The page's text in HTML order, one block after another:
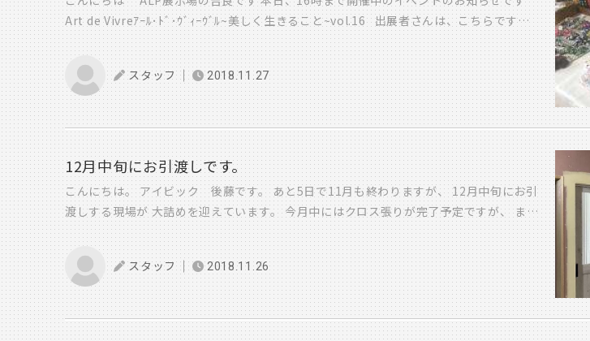
ってきた そう言えば、以前海外行きの飛行機の一番前の座席に座った時 （あの目のや
り場にこまるCAさんと向かい合わせの席） 出発前にCAさんがなにやら一生懸命に英語
でしゃべってくる 全く内容が理解できず固まっている私に隣の友人が 「緊急時にはCA
の補助をお願いします。」って言ってるよと教えてくれた。 そういえば チケットを受
け取る時に「英語がしゃべれますね？」と 聞かれたきがする。どうやら一番前の席は英
語がしゃべれないと 緊急時に対応できないということらしい。 （他の乗客に英語で指示
を出さないといけないため） 前列の私だけが理解できていなかった その時のことを思い
出して さらに英語メラメラ が メッラメラ になってきた 時すでに遅し・・・なのか い
や、脳みそは成長し続けると聞いたことがある まだ遅くない よ-------し 早速 睡眠学
習からはじめてみよう ガクっ（昭和あるある） これから先、アイビックが いつ どこ
に海外進出をしてもいいように 谷田は英語ペラペラを目指して 日々努力しつづけるので
あります PS: 谷田とお友達になってくれる外国人の方募集中
Art de Vivreｱｰﾙ･ﾄﾞ･ｳﾞｨｰｳﾞﾙ~美しく生きること~vol.16 出展者さんは、こちらです
Nagi 布小物・バッグなど JURA アクセサリー・レジン小物 airy メモリーオイル メ
モリーオイル作り 20分 1,500円 願いを叶える魔法の香 メモリーセッション 60
分 4,000円 暗闇に灯を 観音力カードリーディング 30分 1,500円 60分3,000円
どれもイベント特別価格です Pon タオル湯上り着&ベスリーパー （ベストやスリーパ
ーとして使えます） あったか小物の販売 ポーリッシュポタリーのお店 ピエンクナ ポ
ーリッシュポタリ―の販売 ∞Marjoram∞マジョラム 手相鑑定+気功シール体験 20
分 1,000円 Ricora 布小物・刺繍ブローチ・トートバッグ たこやきロック たこやき
CSカラー カラリスト泉早苗 パーソナルカラーで自分色見つけませんか? お一人様40
分 3,000円 Bambino♪バンビーノ ミニチュア革小物・雑貨 DELICAFE COTOYA カ
フェドリンク各種 CORINKA 消しゴムはんこ その場で即彫り 1,000円 イラスト販売
（ポストカード） 年賀状作りワーク2枚 300円 kids wear UNJOUR 子ども服のセレ
クトショップ 男の子・女の子用子ども服の販売 アイビックホーム 備えあれば憂いなし!
防犯グッズの豆知識から耐震についての 知識を伝授します!! ぜひ、遊びにきてくださ
い
スタッフ 2018.11.27
12月中旬にお引渡しです。
こんにちは。 アイビック 後藤です。 あと5日で11月も終わりますが、 12月中旬にお引
渡しする現場が 大詰めを迎えています。 今月中にはクロス張りが完了予定ですが、 まだ
まだ気が抜けない状況です。 パテ処理が完了して あとはクロスを張るばかりです。
内装ドアには機能性を重視した 中折れドアも使ってます。 完成まで3週間!! 頑張ります!!
スタッフ
2018.11.26